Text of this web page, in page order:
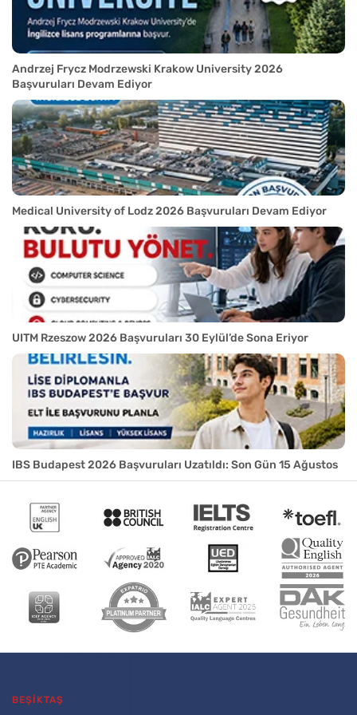
Andrzej Frycz Modrzewski Krakow University 2026
Başvuruları Devam Ediyor
Medical University of Lodz 2026 Başvuruları Devam Ediyor
UITM Rzeszow 2026 Başvuruları 30 Eylül’de Sona Eriyor
IBS Budapest 2026 Başvuruları Uzatıldı: Son Gün 15 Ağustos
BEŞİKTAŞ